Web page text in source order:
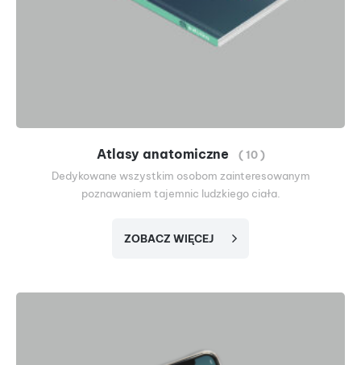
Atlasy anatomiczne
( 10 )
Dedykowane wszystkim osobom zainteresowanym
poznawaniem tajemnic ludzkiego ciała.
ZOBACZ WIĘCEJ